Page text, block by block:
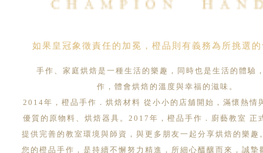
如果皇冠象徵責任的加冕，橙品則有義務為所挑選
手作、家庭烘焙是一種生活的樂趣，同時也是生活的體驗
作，體會烘焙的溫度與幸福的滋味。
2014年，橙品手作．烘焙材料 從小小的店舖開始，滿懷熱情
優質的原物料、烘焙器具。2017年，橙品手作．廚藝教室 正
提供完善的教室環境與師資，與更多朋友一起分享烘焙的樂趣
您的橙品手作，是持續不懈努力精進，所細心醞釀而來，誠摯